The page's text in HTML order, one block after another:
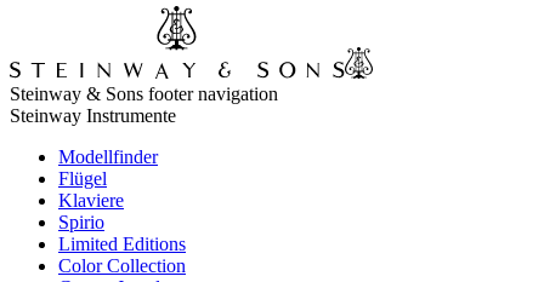
Steinway & Sons footer navigation
Steinway Instrumente
Modellfinder
Flügel
Klaviere
Spirio
Limited Editions
Color Collection